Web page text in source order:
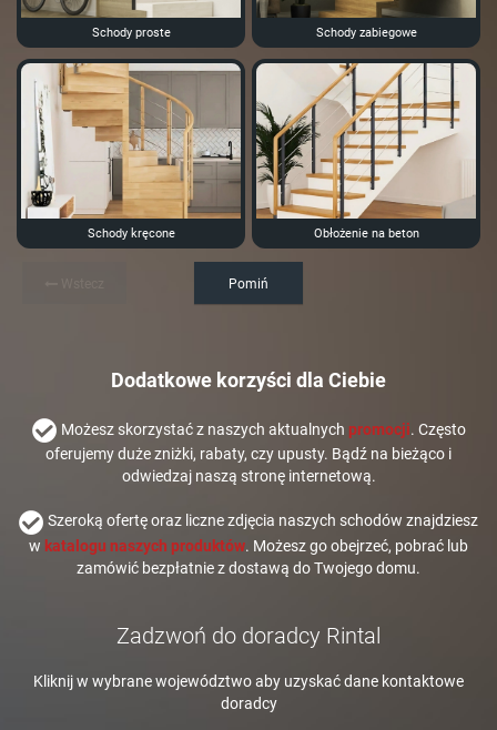
Schody proste Schody zabiegowe
Schody kręcone Obłożenie na beton
Pomiń
Dodatkowe korzyści dla Ciebie
Możesz skorzystać z naszych aktualnych promocji. Często
oferujemy duże zniżki, rabaty, czy upusty. Bądź na bieżąco i
odwiedzaj naszą stronę internetową.
Szeroką ofertę oraz liczne zdjęcia naszych schodów znajdziesz
w katalogu naszych produktów. Możesz go obejrzeć, pobrać lub
zamówić bezpłatnie z dostawą do Twojego domu.
Zadzwoń do doradcy Rintal
Kliknij w wybrane województwo aby uzyskać dane kontaktowe
doradcy